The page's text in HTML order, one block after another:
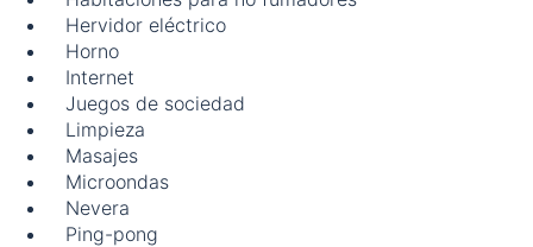
Hervidor eléctrico
Horno
Internet
Juegos de sociedad
Limpieza
Masajes
Microondas
Nevera
Ping-pong